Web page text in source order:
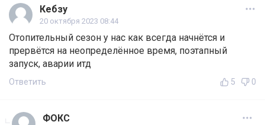
Кебзу
20 октября 2023 08:44
Отопительный сезон у нас как всегда начнётся и
прервётся на неопределённое время, поэтапный
запуск, аварии итд
Ответить 5 0
ФОКС